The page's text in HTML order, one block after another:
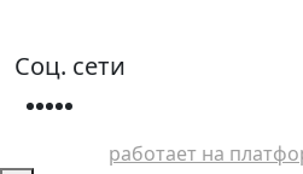
Соц. сети
работает на